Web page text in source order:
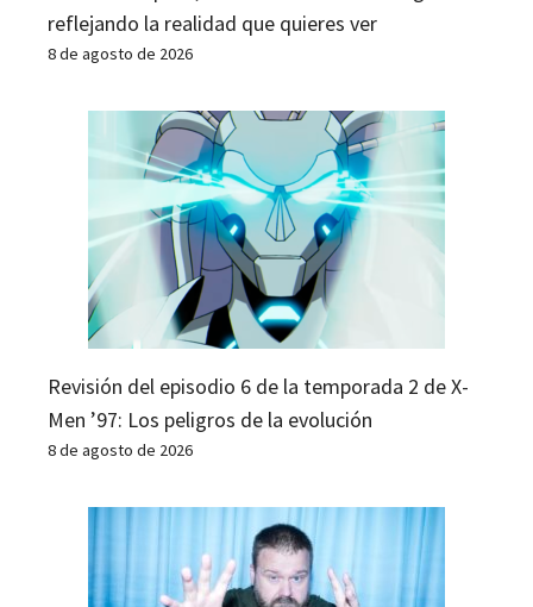
reflejando la realidad que quieres ver
8 de agosto de 2026
Revisión del episodio 6 de la temporada 2 de X-
Men ’97: Los peligros de la evolución
8 de agosto de 2026